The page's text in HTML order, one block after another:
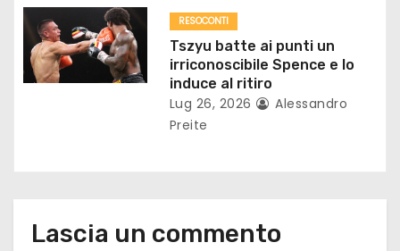
o
l
i
RESOCONTI
Tszyu batte ai punti un
irriconoscibile Spence e lo
induce al ritiro
Lug 26, 2026
Alessandro
Preite
Lascia un commento